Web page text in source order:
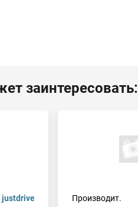
заинтересовать:
justdrive
Производит.